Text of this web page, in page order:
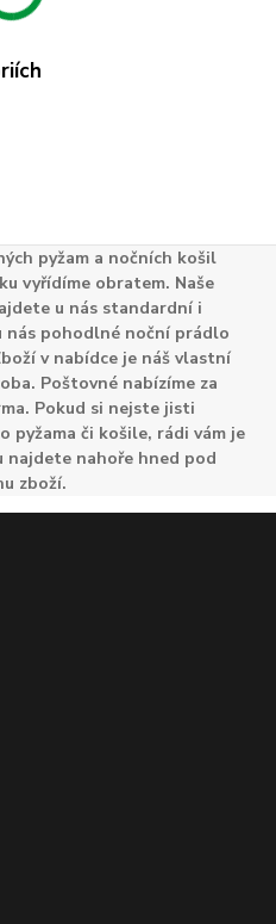
pyžam a nočních košil
vyřídíme obratem. Naše
u nás standardní i
nás pohodlné noční prádlo
v nabídce je náš vlastní
Poštovné nabízíme za
Pokud si nejste jisti
pyžama či košile, rádi vám je
najdete nahoře hned pod
zboží.